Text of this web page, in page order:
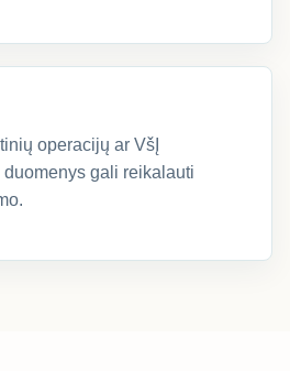
operacijų ar VšĮ
gali reikalauti